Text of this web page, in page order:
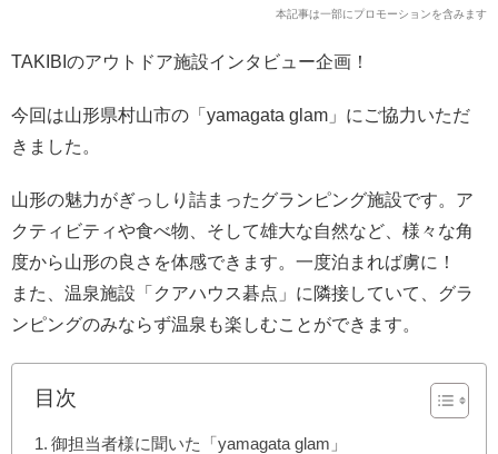
本記事は一部にプロモーションを含みます
TAKIBIのアウトドア施設インタビュー企画！
今回は山形県村山市の「yamagata glam」にご協力いただ
きました。
山形の魅力がぎっしり詰まったグランピング施設です。ア
クティビティや食べ物、そして雄大な自然など、様々な角
度から山形の良さを体感できます。一度泊まれば虜に！
また、温泉施設「クアハウス碁点」に隣接していて、グラ
ンピングのみならず温泉も楽しむことができます。
目次
御担当者様に聞いた「yamagata glam」